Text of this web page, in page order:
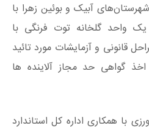
آبیک و بوئین زهرا با
۲۹۰ تن و یک واحد گلخانه توت فرنگی با
مراحل قانونی و آزمایشات مورد تائید
اخذ گواهی حد مجاز آلاینده ها
با همکاری اداره کل استاندارد